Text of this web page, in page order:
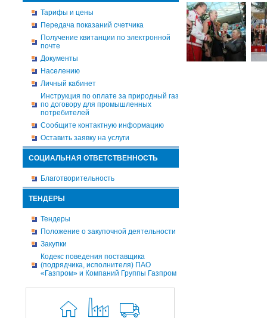
Тарифы и цены
Передача показаний счетчика
Получение квитанции по электронной
почте
Документы
Населению
Личный кабинет
Инструкция по оплате за природный газ
по договору для промышленных
потребителей
Сообщите контактную информацию
Оставить заявку на услуги
СОЦИАЛЬНАЯ ОТВЕТСТВЕННОСТЬ
Благотворительность
ТЕНДЕРЫ
Тендеры
Положение о закупочной деятельности
Закупки
Кодекс поведения поставщика
(подрядчика, исполнителя) ПАО
«Газпром» и Компаний Группы Газпром